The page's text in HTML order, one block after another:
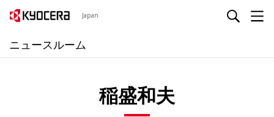
Japan
ニュースルーム
稲盛和夫